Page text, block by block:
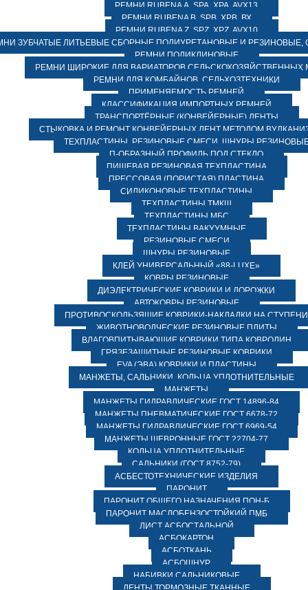
РЕМНИ RUBENA А, SPA, XPA, AVX13
РЕМНИ RUBENA В, SPВ, ХPВ, ВХ
РЕМНИ RUBENA Z, SPZ, XPZ, AVX10
ЗУБЧАТЫЕ ЛИТЬЕВЫЕ СБОРНЫЕ ПОЛИУРЕТАНОВЫЕ И РЕЗИНОВЫЕ,
РЕМНИ ПОЛИКЛИНОВЫЕ
РЕМНИ ШИРОКИЕ ДЛЯ ВАРИАТОРОВ СЕЛЬСКОХОЗЯЙСТВЕННЫХ
РЕМНИ ДЛЯ КОМБАЙНОВ, СЕЛЬХОЗТЕХНИКИ
ПРИМЕНЯЕМОСТЬ РЕМНЕЙ
КЛАССИФИКАЦИЯ ИМПОРТНЫХ РЕМНЕЙ
ТРАНСПОРТЁРНЫЕ (КОНВЕЙЕРНЫЕ) ЛЕНТЫ
СТЫКОВКА И РЕМОНТ КОНВЕЙЕРНЫХ ЛЕНТ МЕТОДОМ
ТЕХПЛАСТИНЫ, РЕЗИНОВЫЕ СМЕСИ, ШНУРЫ
П-ОБРАЗНЫЙ ПРОФИЛЬ ПОД СТЕКЛО
ПИЩЕВАЯ РЕЗИНОВАЯ ТЕХПЛАСТИНА
ПРЕССОВАЯ (ПОРИСТАЯ) ПЛАСТИНА
СИЛИКОНОВЫЕ ТЕХПЛАСТИНЫ
ТЕХПЛАСТИНЫ ТМКЩ
ТЕХПЛАСТИНЫ МБС
ТЕХПЛАСТИНЫ ВАКУУМНЫЕ
РЕЗИНОВЫЕ СМЕСИ
ШНУРЫ РЕЗИНОВЫЕ
КЛЕЙ УНИВЕРСАЛЬНЫЙ «88-LUXE»
КОВРЫ РЕЗИНОВЫЕ
ДИЭЛЕКТРИЧЕСКИЕ КОВРИКИ И ДОРОЖКИ
АВТОКОВРЫ РЕЗИНОВЫЕ
ПРОТИВОСКОЛЬЗЯЩИЕ КОВРИКИ-НАКЛАДКИ НА СТУПЕНИ
ЖИВОТНОВОДЧЕСКИЕ РЕЗИНОВЫЕ ПЛИТЫ
ВЛАГОВПИТЫВАЮЩИЕ КОВРИКИ ТИПА КОВРОЛИН
ГРЯЗЕЗАЩИТНЫЕ РЕЗИНОВЫЕ КОВРИКИ
EVA (ЭВА) КОВРИКИ И ПЛАСТИНЫ
МАНЖЕТЫ, САЛЬНИКИ, КОЛЬЦА УПЛОТНИТЕЛЬНЫЕ
МАНЖЕТЫ
МАНЖЕТЫ ГИДРАВЛИЧЕСКИЕ ГОСТ 14896-84
МАНЖЕТЫ ПНЕВМАТИЧЕСКИЕ ГОСТ 6678-72
МАНЖЕТЫ ГИДРАВЛИЧЕСКИЕ ГОСТ 6969-54
МАНЖЕТЫ ШЕВРОННЫЕ ГОСТ 22704-77
КОЛЬЦА УПЛОТНИТЕЛЬНЫЕ
САЛЬНИКИ (ГОСТ 8752-79)
АСБЕСТОТЕХНИЧЕСКИЕ ИЗДЕЛИЯ
ПАРОНИТ
ПАРОНИТ ОБЩЕГО НАЗНАЧЕНИЯ ПОН-Б
ПАРОНИТ МАСЛОБЕНЗОСТОЙКИЙ ПМБ
ЛИСТ АСБОСТАЛЬНОЙ
АСБОКАРТОН
АСБОТКАНЬ
АСБОШНУР
НАБИВКИ САЛЬНИКОВЫЕ
ЛЕНТЫ ТОРМОЗНЫЕ ТКАННЫЕ